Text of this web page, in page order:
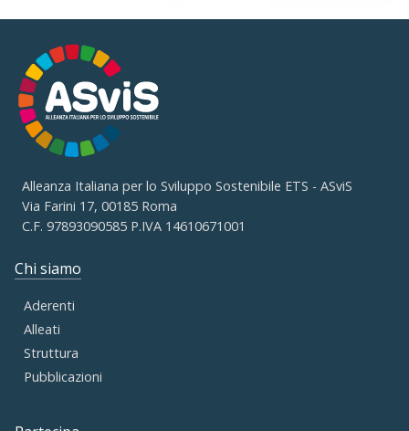
Alleanza Italiana per lo Sviluppo Sostenibile ETS - ASviS
Via Farini 17, 00185 Roma
C.F. 97893090585 P.IVA 14610671001
Chi siamo
Aderenti
Alleati
Struttura
Pubblicazioni